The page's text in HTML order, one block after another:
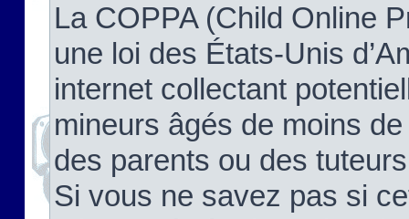
La COPPA (Child Online
une loi des États-Unis
internet collectant
mineurs âgés de moins
des parents ou des
Si vous ne savez pas si